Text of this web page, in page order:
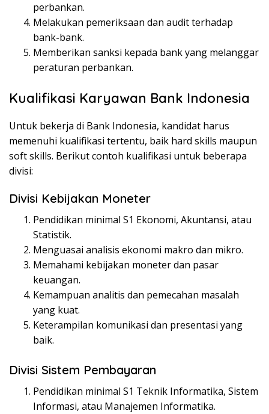
perbankan.
Melakukan pemeriksaan dan audit terhadap
bank-bank.
Memberikan sanksi kepada bank yang melanggar
peraturan perbankan.
Kualifikasi Karyawan Bank Indonesia
Untuk bekerja di Bank Indonesia, kandidat harus
memenuhi kualifikasi tertentu, baik hard skills maupun
soft skills. Berikut contoh kualifikasi untuk beberapa
divisi:
Divisi Kebijakan Moneter
Pendidikan minimal S1 Ekonomi, Akuntansi, atau
Statistik.
Menguasai analisis ekonomi makro dan mikro.
Memahami kebijakan moneter dan pasar
keuangan.
Kemampuan analitis dan pemecahan masalah
yang kuat.
Keterampilan komunikasi dan presentasi yang
baik.
Divisi Sistem Pembayaran
Pendidikan minimal S1 Teknik Informatika, Sistem
Informasi, atau Manajemen Informatika.